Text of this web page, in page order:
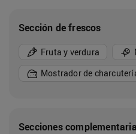
Sección de frescos
Fruta y verdura
Mostrador de
Secciones